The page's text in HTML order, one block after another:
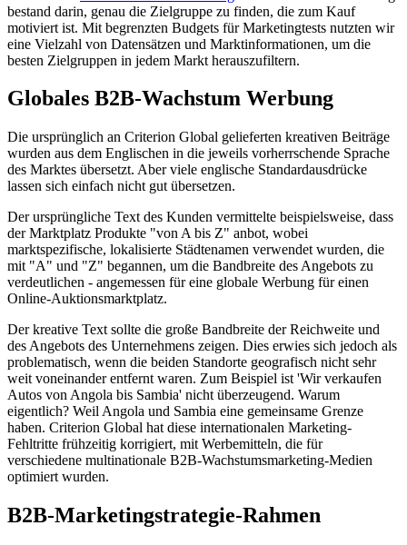
bestand darin, genau die Zielgruppe zu finden, die zum Kauf
motiviert ist. Mit begrenzten Budgets für Marketingtests nutzten wir
eine Vielzahl von Datensätzen und Marktinformationen, um die
besten Zielgruppen in jedem Markt herauszufiltern.
Globales B2B-Wachstum Werbung
Die ursprünglich an Criterion Global gelieferten kreativen Beiträge
wurden aus dem Englischen in die jeweils vorherrschende Sprache
des Marktes übersetzt. Aber viele englische Standardausdrücke
lassen sich einfach nicht gut übersetzen.
Der ursprüngliche Text des Kunden vermittelte beispielsweise, dass
der Marktplatz Produkte "von A bis Z" anbot, wobei
marktspezifische, lokalisierte Städtenamen verwendet wurden, die
mit "A" und "Z" begannen, um die Bandbreite des Angebots zu
verdeutlichen - angemessen für eine globale Werbung für einen
Online-Auktionsmarktplatz.
Der kreative Text sollte die große Bandbreite der Reichweite und
des Angebots des Unternehmens zeigen. Dies erwies sich jedoch als
problematisch, wenn die beiden Standorte geografisch nicht sehr
weit voneinander entfernt waren. Zum Beispiel ist 'Wir verkaufen
Autos von Angola bis Sambia' nicht überzeugend. Warum
eigentlich? Weil Angola und Sambia eine gemeinsame Grenze
haben. Criterion Global hat diese internationalen Marketing-
Fehltritte frühzeitig korrigiert, mit Werbemitteln, die für
verschiedene multinationale B2B-Wachstumsmarketing-Medien
optimiert wurden.
B2B-Marketingstrategie-Rahmen